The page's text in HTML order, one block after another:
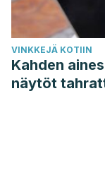
VINKKEJÄ KOTIIN
Kahden
näytöt